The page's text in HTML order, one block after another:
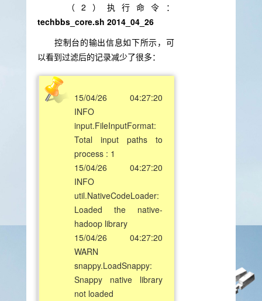
（2）执行命令：
techbbs_core.sh 2014_04_26
控制台的输出信息如下所示，可
以看到过滤后的记录减少了很多：
15/04/26 04:27:20
INFO
input.FileInputFormat:
Total input paths to
process : 1
15/04/26 04:27:20
INFO
util.NativeCodeLoader:
Loaded the native-
hadoop library
15/04/26 04:27:20
WARN
snappy.LoadSnappy:
Snappy native library
not loaded